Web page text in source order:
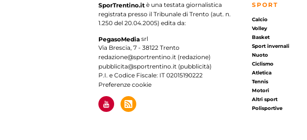
SporTrentino.it è una testata giornalistica
registrata presso il Tribunale di Trento (aut. n.
1.250 del 20.04.2005) edita da:
PegasoMedia srl
Via Brescia, 7 - 38122 Trento
redazione@sportrentino.it (redazione)
pubblicita@sportrentino.it (pubblicità)
P.I. e Codice Fiscale: IT 02015190222
Preferenze cookie
SPORT
Calcio
Volley
Basket
Sport invernali
Nuoto
Ciclismo
Atletica
Tennis
Motori
Altri sport
Polisportive